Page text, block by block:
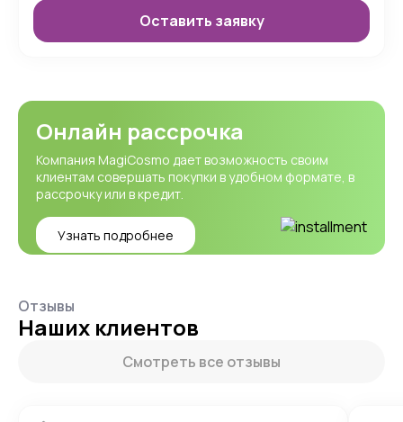
Оставить заявку
Онлайн рассрочка
Компания MagiCosmo дает возможность своим
клиентам совершать покупки в удобном формате, в
рассрочку или в кредит.
Узнать подробнее
Отзывы
Наших клиентов
Смотреть все отзывы